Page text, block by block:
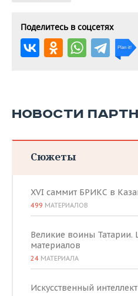
Поделитесь в соцсетях
НОВОСТИ
Сюжеты
XVI саммит БРИКС в
499 МАТЕРИАЛОВ
Великие воины Татарии.
материалов
24 МАТЕРИАЛА
Искусственный интеллект